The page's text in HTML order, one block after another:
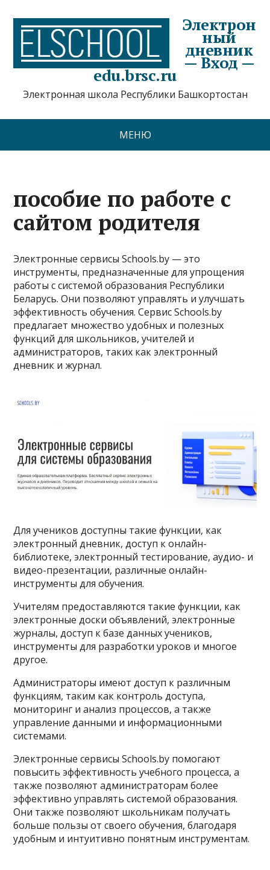
Электрон
ный
дневник
— Вход —
edu.brsc.ru
Электронная школа Республики Башкортостан
МЕНЮ
пособие по работе с
сайтом родителя
Электронные сервисы Schools.by — это
инструменты, предназначенные для упрощения
работы с системой образования Республики
Беларусь. Они позволяют управлять и улучшать
эффективность обучения. Сервис Schools.by
предлагает множество удобных и полезных
функций для школьников, учителей и
администраторов, таких как электронный
дневник и журнал.
Для учеников доступны такие функции, как
электронный дневник, доступ к онлайн-
библиотеке, электронный тестирование, аудио- и
видео-презентации, различные онлайн-
инструменты для обучения.
Учителям предоставляются такие функции, как
электронные доски объявлений, электронные
журналы, доступ к базе данных учеников,
инструменты для разработки уроков и многое
другое.
Администраторы имеют доступ к различным
функциям, таким как контроль доступа,
мониторинг и анализ процессов, а также
управление данными и информационными
системами.
Электронные сервисы Schools.by помогают
повысить эффективность учебного процесса, а
также позволяют администраторам более
эффективно управлять системой образования.
Они также позволяют школьникам получать
больше пользы от своего обучения, благодаря
удобным и интуитивно понятным инструментам.